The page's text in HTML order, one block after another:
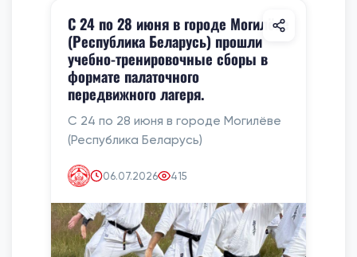
С 24 по 28 июня в городе Могилёве
(Республика Беларусь) прошли
учебно-тренировочные сборы в
формате палаточного
передвижного лагеря.
С 24 по 28 июня в городе Могилёве
(Республика Беларусь)
06.07.2026 415